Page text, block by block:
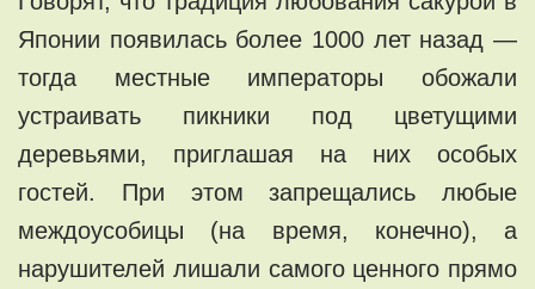
Японии появилась более 1000 лет назад —
тогда местные императоры обожали
устраивать пикники под цветущими
деревьями, приглашая на них особых
гостей. При этом запрещались любые
междоусобицы (на время, конечно), а
нарушителей лишали самого ценного прямо